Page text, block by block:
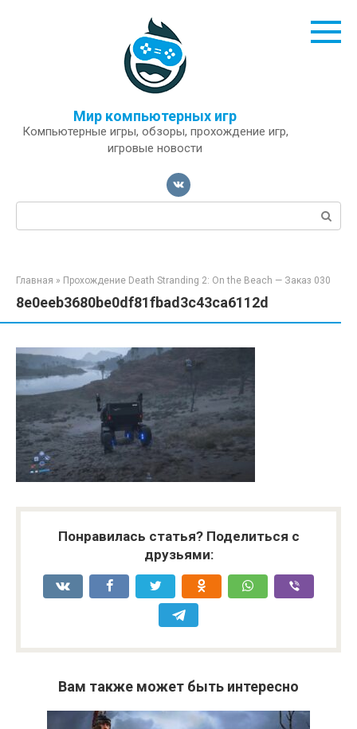
Мир компьютерных игр
Компьютерные игры, обзоры, прохождение игр,
игровые новости
Поиск:
Главная » Прохождение Death Stranding 2: On the Beach — Заказ 030
8e0eeb3680be0df81fbad3c43ca6112d
Понравилась статья? Поделиться с
друзьями:
Вам также может быть интересно